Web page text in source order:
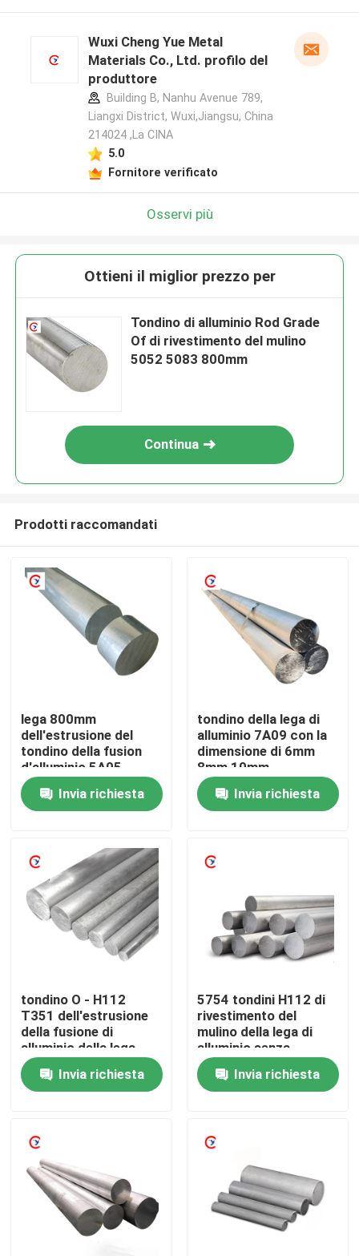
Casa
Video
Chi siamo
Giro della fabbrica
Controllo di qualità
Contattaci
Richiedi un preventivo
Lamiera sottile di alluminio
Wuxi Cheng Yue Metal
Materials Co., Ltd. profilo del
produttore
Building B, Nanhu Avenue 789,
Liangxi District, Wuxi,Jiangsu, China
214024 ,La CINA
5.0
Fornitore verificato
Osservi più
Ottieni il miglior prezzo per
Tondino di alluminio Rod Grade
Of di rivestimento del mulino
5052 5083 800mm
Continua
Prodotti raccomandati
lega 800mm
dell'estrusione del
tondino della fusion
d'alluminio 5A05
Invia richiesta
tondino della lega di
alluminio 7A09 con la
dimensione di 6mm
8mm 10mm
Invia richiesta
tondino O - H112
T351 dell'estrusione
della fusione di
alluminio della lega
5A06
Invia richiesta
5754 tondini H112 di
rivestimento del
mulino della lega di
alluminio senza
cimosa ruvida
Invia richiesta